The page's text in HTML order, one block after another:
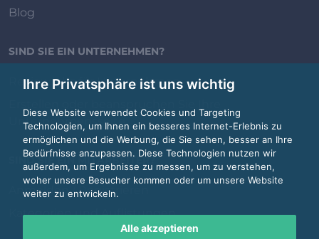
Ihre Privatsphäre ist uns wichtig
Diese Website verwendet Cookies und Targeting
Technologien, um Ihnen ein besseres Internet-Erlebnis zu
ermöglichen und die Werbung, die Sie sehen, besser an Ihre
Bedürfnisse anzupassen. Diese Technologien nutzen wir
außerdem, um Ergebnisse zu messen, um zu verstehen,
woher unsere Besucher kommen oder um unsere Website
weiter zu entwickeln.
Alle akzeptieren
Blog
SIND SIE EIN UNTERNEHMEN?
Review.jobs für Unternehmen
Unternehmensseite
SIND SIE EIN MITARBEITER?
Anmelden / Registrieren
Kategorien und Auflistungen